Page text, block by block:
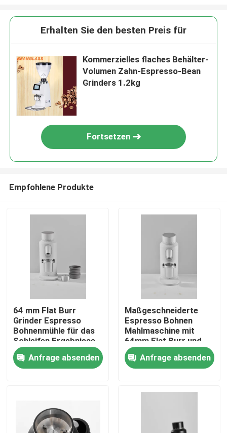
Haus
VR Show
Erhalten Sie den besten Preis für
Kommerzielles flaches Behälter-
Volumen Zahn-Espresso-Bean
Grinders 1.2kg
Fortsetzen
Empfohlene Produkte
64 mm Flat Burr
Grinder Espresso
Bohnenmühle für das
Schleifen Ergebnisse
Anfrage absenden
Maßgeschneiderte
Espresso Bohnen
Mahlmaschine mit
64mm Flat Burr und
120g Kapazität
Anfrage absenden